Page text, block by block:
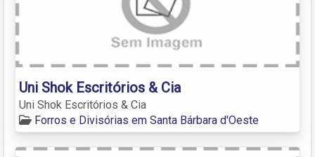
Uni Shok Escritórios & Cia
Uni Shok Escritórios & Cia
Forros e Divisórias em Santa Bárbara d'Oeste